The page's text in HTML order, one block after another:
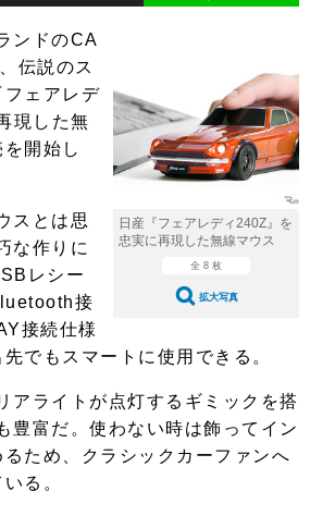
愛車 File
ストップ！不具合修理＆粗悪修理
洗車
コーティング
防錆
悪修理
カーメーカー「旧車」関連プロジェ
クト
プロジ
コラム
インタビュー
イベントレポート
日産『フェアレディ240Z』を
忠実に再現した無線マウス
全 8 枚
拡大写真
ンドのCA
伝説のス
フェアレデ
現した無
開始し
スとは思
な作りに
レシー
接
接続仕様
でもスマートに使用できる。
アライトが点灯するギミックを搭
豊富だ。使わない時は飾ってイン
ため、クラシックカーファンへ
る。